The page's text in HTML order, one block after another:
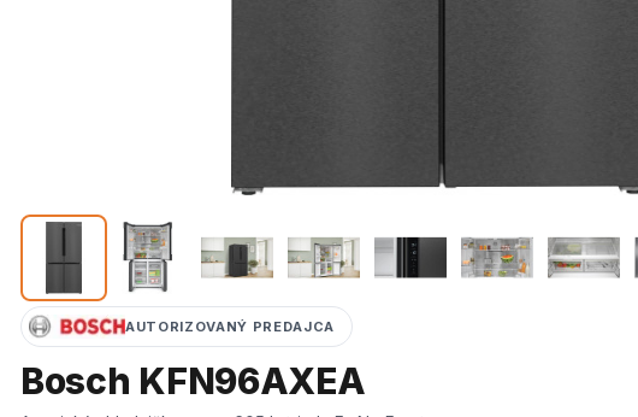
AUTORIZOVANÝ PREDAJCA
Bosch KFN96AXEA